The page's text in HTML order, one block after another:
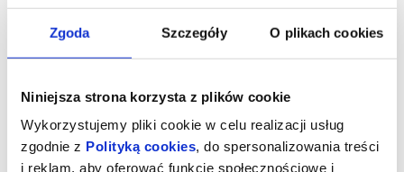
Zgoda Szczegóły O plikach cookies
Niniejsza strona korzysta z plików cookie
Wykorzystujemy pliki cookie w celu realizacji usług
zgodnie z Polityką cookies, do spersonalizowania treści
i reklam, aby oferować funkcje społecznościowe i
kultury, sportu i gospodarki.
Wizyta w Centrum Tradycji Hutnictwa to przygoda, która na długo
Zapraszamy na niesamowitą podróż przez Cywilizację Żelaza nad
Kamienną!
CTH mieści się na drugim piętrze budynku przy Alei 3 Maja 6. Bilety
można nabycia w recepcji OBK (poniedziałek – piątek w godz. 8.00
– 15.00), kasie kina Etiuda przy ul. Siennieńskiej 54 (wtorek –
niedziela, kasa czynna na godzinę przed pierwszym seansem w